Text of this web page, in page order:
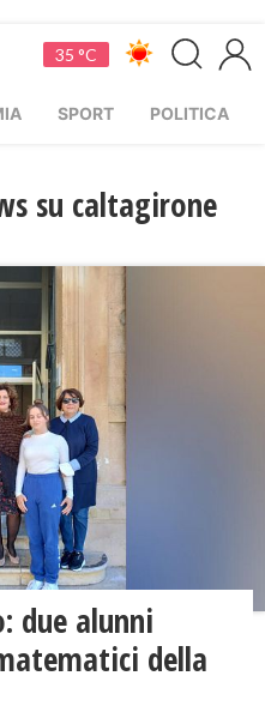
35 °C
SPORT POLITICA
su caltagirone
due alunni
della